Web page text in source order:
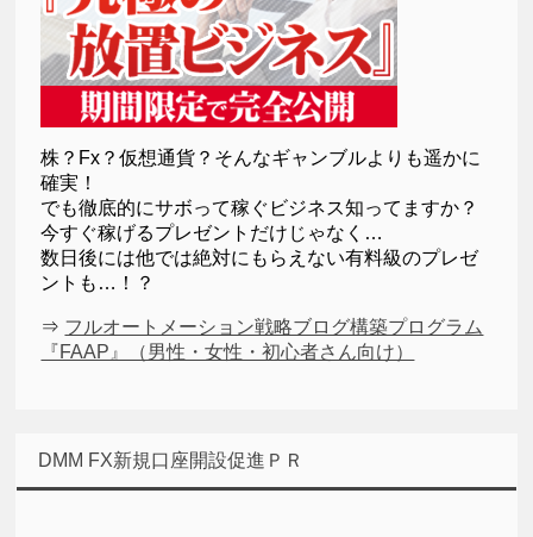
株？Fx？仮想通貨？そんなギャンブルよりも遥かに
確実！
でも徹底的にサボって稼ぐビジネス知ってますか？
今すぐ稼げるプレゼントだけじゃなく…
数日後には他では絶対にもらえない有料級のプレゼ
ントも…！？
⇒ フルオートメーション戦略ブログ構築プログラム
『FAAP』（男性・女性・初心者さん向け）
DMM FX新規口座開設促進ＰＲ